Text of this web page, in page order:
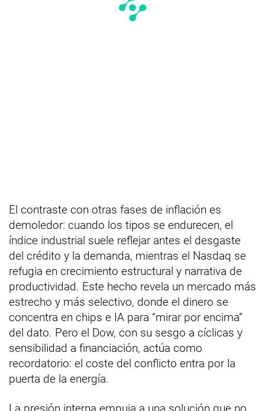
El contraste con otras fases de inflación es
demoledor: cuando los tipos se endurecen, el
índice industrial suele reflejar antes el desgaste
del crédito y la demanda, mientras el Nasdaq se
refugia en crecimiento estructural y narrativa de
productividad. Este hecho revela un mercado más
estrecho y más selectivo, donde el dinero se
concentra en chips e IA para “mirar por encima”
del dato. Pero el Dow, con su sesgo a cíclicas y
sensibilidad a financiación, actúa como
recordatorio: el coste del conflicto entra por la
puerta de la energía.
La presión interna empuja a una solución que no